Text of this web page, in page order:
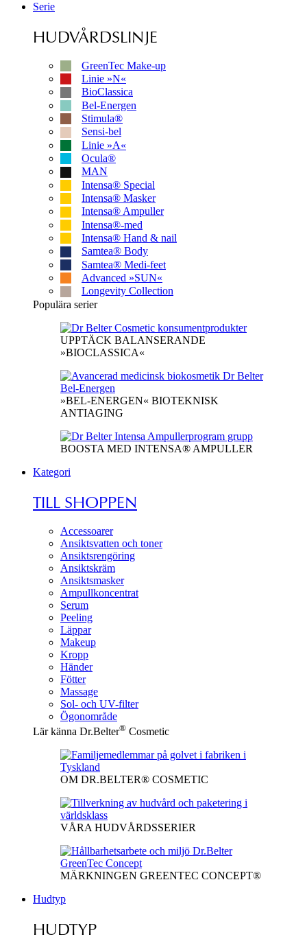
Serie
HUDVÅRDSLINJE
GreenTec Make-up
Linie »N«
BioClassica
Bel-Energen
Stimula®
Sensi-bel
Linie »A«
Ocula®
MAN
Intensa® Special
Intensa® Masker
Intensa® Ampuller
Intensa®-med
Intensa® Hand & nail
Samtea® Body
Samtea® Medi-feet
Advanced »SUN«
Longevity Collection
Populära serier
UPPTÄCK BALANSERANDE
»BIOCLASSICA«
»BEL-ENERGEN« BIOTEKNISK
ANTIAGING
BOOSTA MED INTENSA® AMPULLER
Kategori
TILL SHOPPEN
Accessoarer
Ansiktsvatten och toner
Ansiktsrengöring
Ansiktskräm
Ansiktsmasker
Ampullkoncentrat
Serum
Peeling
Läppar
Makeup
Kropp
Händer
Fötter
Massage
Sol- och UV-filter
Ögonområde
Lär känna Dr.Belter® Cosmetic
OM DR.BELTER® COSMETIC
VÅRA HUDVÅRDSSERIER
MÄRKNINGEN GREENTEC CONCEPT®
Hudtyp
HUDTYP